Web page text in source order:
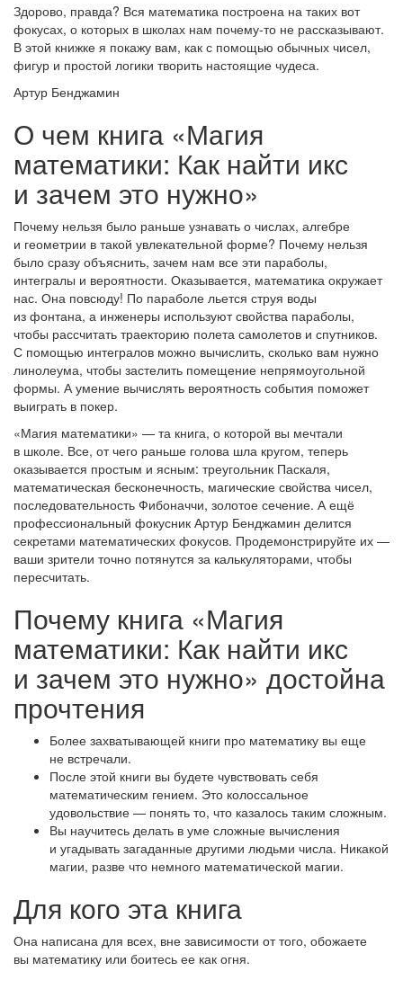
Здорово, правда? Вся математика построена на таких вот
фокусах, о которых в школах нам почему-то не рассказывают.
В этой книжке я покажу вам, как с помощью обычных чисел,
фигур и простой логики творить настоящие чудеса.
Артур Бенджамин
О чем книга «Магия
математики: Как найти икс
и зачем это нужно»
Почему нельзя было раньше узнавать о числах, алгебре
и геометрии в такой увлекательной форме? Почему нельзя
было сразу объяснить, зачем нам все эти параболы,
интегралы и вероятности. Оказывается, математика окружает
нас. Она повсюду! По параболе льется струя воды
из фонтана, а инженеры используют свойства параболы,
чтобы рассчитать траекторию полета самолетов и спутников.
С помощью интегралов можно вычислить, сколько вам нужно
линолеума, чтобы застелить помещение непрямоугольной
формы. А умение вычислять вероятность события поможет
выиграть в покер.
«Магия математики» — та книга, о которой вы мечтали
в школе. Все, от чего раньше голова шла кругом, теперь
оказывается простым и ясным: треугольник Паскаля,
математическая бесконечность, магические свойства чисел,
последовательность Фибоначчи, золотое сечение. А ещё
профессиональный фокусник Артур Бенджамин делится
секретами математических фокусов. Продемонстрируйте их —
ваши зрители точно потянутся за калькуляторами, чтобы
пересчитать.
Почему книга «Магия
математики: Как найти икс
и зачем это нужно» достойна
прочтения
Более захватывающей книги про математику вы еще
не встречали.
После этой книги вы будете чувствовать себя
математическим гением. Это колоссальное
удовольствие — понять то, что казалось таким сложным.
Вы научитесь делать в уме сложные вычисления
и угадывать загаданные другими людьми числа. Никакой
магии, разве что немного математической магии.
Для кого эта книга
Она написана для всех, вне зависимости от того, обожаете
вы математику или боитесь ее как огня.